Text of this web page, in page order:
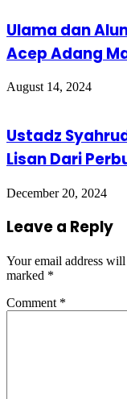
Ulama dan
Acep Adang
August 14, 2024
Ustadz
Lisan Dari
December 20, 2024
Leave a Reply
Your email address
marked *
Comment *